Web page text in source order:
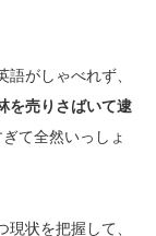
がしゃべれず、
を売りさばいて逮
て全然いっしょ
状を把握して、